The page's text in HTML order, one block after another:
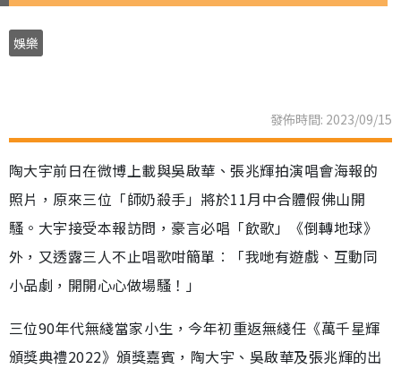
娛樂
發佈時間: 2023/09/15
陶大宇前日在微博上載與吳啟華、張兆輝拍演唱會海報的
照片，原來三位「師奶殺手」將於11月中合體假佛山開
騷。大宇接受本報訪問，豪言必唱「飲歌」《倒轉地球》
外，又透露三人不止唱歌咁簡單︰「我哋有遊戲、互動同
小品劇，開開心心做場騷！」
三位90年代無綫當家小生，今年初重返無綫任《萬千星輝
頒獎典禮2022》頒獎嘉賓，陶大宇、吳啟華及張兆輝的出